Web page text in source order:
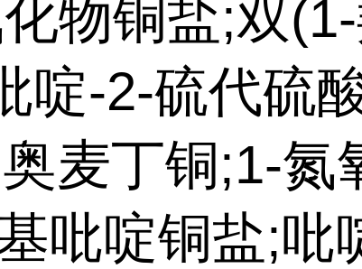
物铜盐;双
啶-2-硫代硫
麦丁铜;1-氮
吡啶铜盐;吡